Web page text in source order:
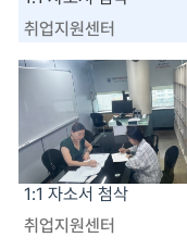
취업지원센터
1:1 자소서 첨삭
취업지원센터